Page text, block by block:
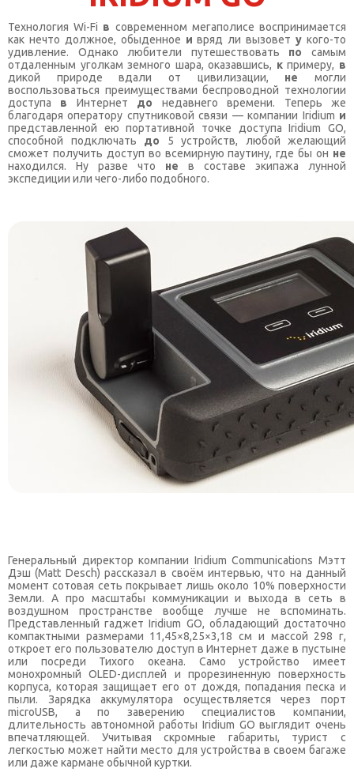
SELECT LANGUAGE ▼
Технология Wi-Fi в современном мегаполисе воспринимается
как нечто должное, обыденное ивряд ли вызоветукого-то
удивление. Однако любители путешествовать посамым
отдаленным уголкам земного шара, оказавшись, кпримеру, в
дикой природе вдали от цивилизации, немогли
воспользоваться преимуществами беспроводной технологии
доступа в Интернет до недавнего времени. Теперь же
благодаря оператору спутниковой связи — компании Iridium и
представленной ею портативной точке доступа Iridium GO,
способной подключать до 5 устройств, любой желающий
сможет получить доступ во всемирную паутину, где бы он не
находился. Ну разве что не в составе экипажа лунной
экспедиции или чего-либо подобного.
Генеральный директор компании Iridium Communications Мэтт
Дэш (Matt Desch) рассказал в своём интервью, что на данный
момент сотовая сеть покрывает лишь около 10% поверхности
Земли. А про масштабы коммуникацииивыходавсетьв
воздушном пространстве вообще лучше не вспоминать.
Представленный гаджет Iridium GO, обладающий достаточно
компактными размерами 11,45×8,25×3,18 см и массой 298 г,
откроет его пользователю доступ вИнтернет дажев пустыне
или посреди Тихого океана. Само устройство имеет
монохромный OLED-дисплей и прорезиненную поверхность
корпуса, которая защищает его от дождя, попадания песка и
пыли. Зарядка аккумулятора осуществляется через порт
microUSB, апо заверению специалистов компании,
длительность автономной работы Iridium GO выглядит очень
впечатляющей. Учитывая скромные габариты, турист с
легкостью может найти место для устройства в своем багаже
или даже кармане обычной куртки.